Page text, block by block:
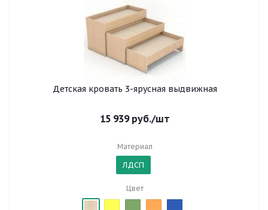
Детская кровать 3-ярусная выдвижная
15 939руб./шт
Материал
ЛДСП
Цвет